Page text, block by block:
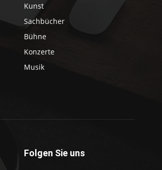
Kunst
Sachbücher
Bühne
Konzerte
Musik
Folgen Sie uns